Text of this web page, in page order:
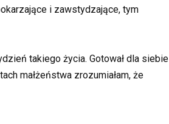
i zawstydzające, tym
takiego życia. Gotował dla siebie
małżeństwa zrozumiałam, że